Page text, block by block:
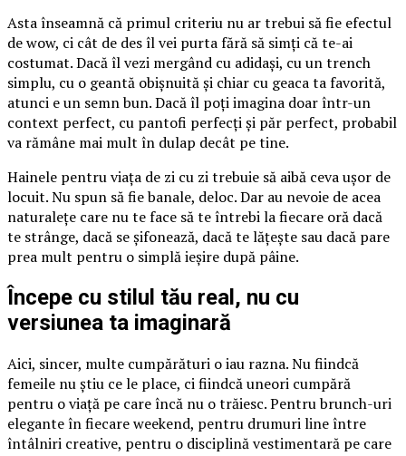
Asta înseamnă că primul criteriu nu ar trebui să fie efectul
de wow, ci cât de des îl vei purta fără să simți că te-ai
costumat. Dacă îl vezi mergând cu adidași, cu un trench
simplu, cu o geantă obișnuită și chiar cu geaca ta favorită,
atunci e un semn bun. Dacă îl poți imagina doar într-un
context perfect, cu pantofi perfecți și păr perfect, probabil
va rămâne mai mult în dulap decât pe tine.
Hainele pentru viața de zi cu zi trebuie să aibă ceva ușor de
locuit. Nu spun să fie banale, deloc. Dar au nevoie de acea
naturalețe care nu te face să te întrebi la fiecare oră dacă
te strânge, dacă se șifonează, dacă te lățește sau dacă pare
prea mult pentru o simplă ieșire după pâine.
Începe cu stilul tău real, nu cu
versiunea ta imaginară
Aici, sincer, multe cumpărături o iau razna. Nu fiindcă
femeile nu știu ce le place, ci fiindcă uneori cumpără
pentru o viață pe care încă nu o trăiesc. Pentru brunch-uri
elegante în fiecare weekend, pentru drumuri line între
întâlniri creative, pentru o disciplină vestimentară pe care